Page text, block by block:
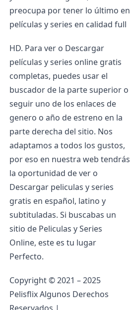
preocupa por tener lo último en
películas y series en calidad full
HD. Para ver o Descargar
películas y series online gratis
completas, puedes usar el
buscador de la parte superior o
seguir uno de los enlaces de
genero o año de estreno en la
parte derecha del sitio. Nos
adaptamos a todos los gustos,
por eso en nuestra web tendrás
la oportunidad de ver o
Descargar peliculas y series
gratis en español, latino y
subtituladas. Si buscabas un
sitio de Peliculas y Series
Online, este es tu lugar
Perfecto.
Copyright © 2021 – 2025
Pelisflix Algunos Derechos